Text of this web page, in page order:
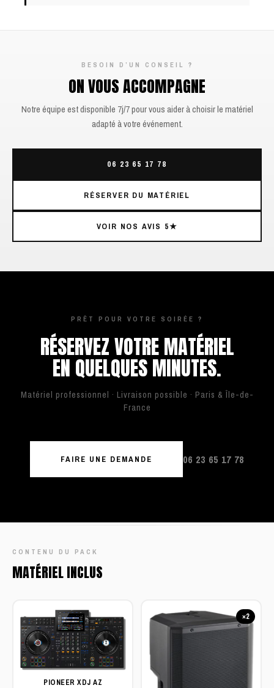
BESOIN D’UN CONSEIL ?
ON VOUS ACCOMPAGNE
Notre équipe est disponible 7j/7 pour vous aider à choisir le matériel
adapté à votre événement.
06 23 65 17 78
RÉSERVER DU MATÉRIEL
VOIR NOS AVIS 5★
PRÊT POUR VOTRE SOIRÉE ?
RÉSERVEZ VOTRE MATÉRIEL
EN QUELQUES MINUTES.
Matériel professionnel · Livraison possible · Paris & Île-de-
France
FAIRE UNE DEMANDE 06 23 65 17 78
CONTENU DU PACK
MATÉRIEL INCLUS
PIONEER XDJ AZ
×2